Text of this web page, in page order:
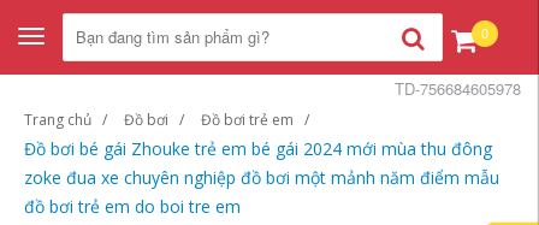
Toggle
navigation
0
Trang chủ Đồ bơi Đồ bơi trẻ em
Đồ bơi bé gái Zhouke trẻ em bé gái 2024 mới mùa thu đông
zoke đua xe chuyên nghiệp đồ bơi một mảnh năm điểm mẫu
đồ bơi trẻ em do boi tre em
TD-756684605978